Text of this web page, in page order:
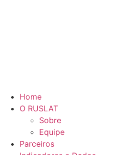
Home
O RUSLAT
Sobre
Equipe
Parceiros